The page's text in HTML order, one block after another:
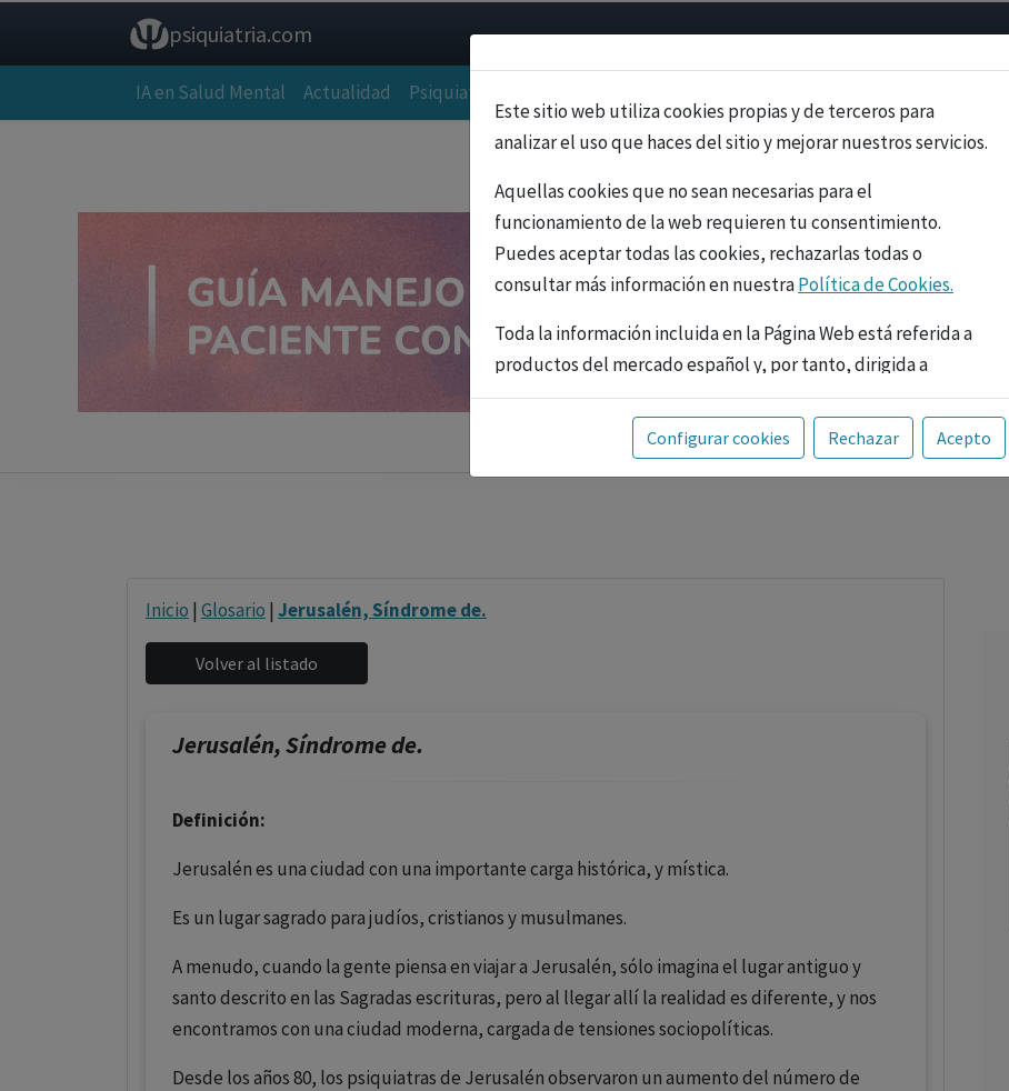
psiquiatria.com
IA en Salud Mental Actualidad Psiquiatría
Este sitio web utiliza cookies propias y de terceros para
analizar el uso que haces del sitio y mejorar nuestros servicios.
Aquellas cookies que no sean necesarias para el
funcionamiento de la web requieren tu consentimiento.
Puedes aceptar todas las cookies, rechazarlas todas o
consultar más información en nuestraPolítica de Cookies.
Toda la información incluida en la Página Web está referida a
productos del mercado español y, por tanto, dirigida a
profesionales sanitarios legalmente facultados para
prescribir o dispensar medicamentos con ejercicio
profesional. La información técnica de los fármacos se facilita
Configurar cookies Rechazar Acepto
Inicio | Glosario | Jerusalén, Síndrome de.
Jerusalén, Síndrome de.
Definición:
Jerusalén es una ciudad con una importante carga histórica, y mística.
Es un lugar sagrado para judíos, cristianos y musulmanes.
A menudo, cuando la gente piensa en viajar a Jerusalén, sólo imagina el lugar antiguo y
santo descrito en las Sagradas escrituras, pero al llegar allí la realidad es diferente, y nos
encontramos con una ciudad moderna, cargada de tensiones sociopolíticas.
Desde los años 80, los psiquiatras de Jerusalén observaron un aumento del número de